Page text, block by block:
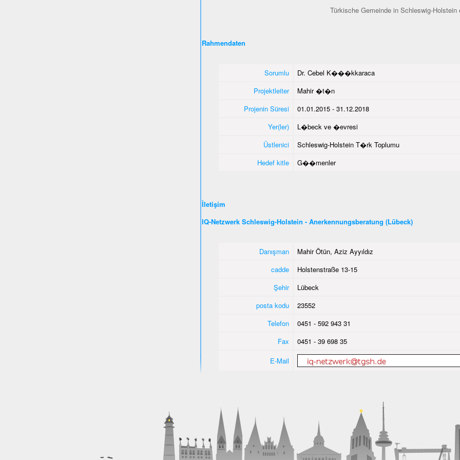
Türkische Gemeinde in Schleswig-Holstein
Rahmendaten
Sorumlu
Dr. Cebel K���kkaraca
Projektleiter
Mahir �t�n
Projenin Süresi
01.01.2015 - 31.12.2018
Yer(ler)
L�beck ve �evresi
Üstlenici
Schleswig-Holstein T�rk Toplumu
Hedef kitle
G��menler
İletişim
IQ-Netzwerk Schleswig-Holstein - Anerkennungsberatung (Lübeck)
Danışman
Mahir Ötün, Aziz Ayyıldız
cadde
Holstenstraße 13-15
Şehir
Lübeck
posta kodu
23552
Telefon
0451 - 592 943 31
Fax
0451 - 39 698 35
E-Mail